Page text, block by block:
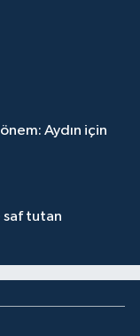
Aydın için
saf tutan